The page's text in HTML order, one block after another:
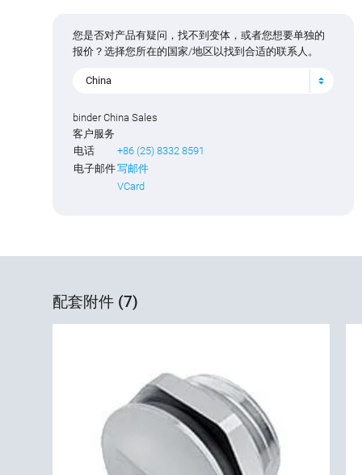
您是否对产品有疑问，找不到变体，或者您想要单独的
报价？选择您所在的国家/地区以找到合适的联系人。
China
binder China Sales
客户服务
电话
+86 (25) 8332 8591
电子邮件写邮件
VCard
配套附件 (7)